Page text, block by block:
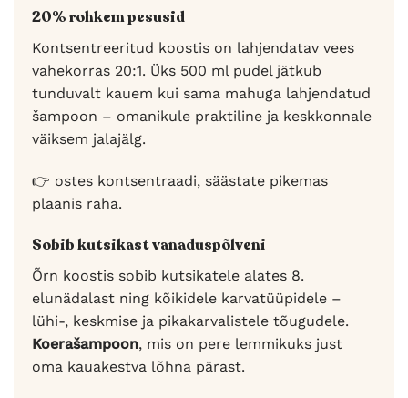
20% rohkem pesusid
Kontsentreeritud koostis on lahjendatav vees
vahekorras 20:1. Üks 500 ml pudel jätkub
tunduvalt kauem kui sama mahuga lahjendatud
šampoon – omanikule praktiline ja keskkonnale
väiksem jalajälg.
👉 ostes kontsentraadi, säästate pikemas
plaanis raha.
Sobib kutsikast vanaduspõlveni
Õrn koostis sobib kutsikatele alates 8.
elunädalast ning kõikidele karvatüüpidele –
lühi-, keskmise ja pikakarvalistele tõugudele.
Koerašampoon, mis on pere lemmikuks just
oma kauakestva lõhna pärast.